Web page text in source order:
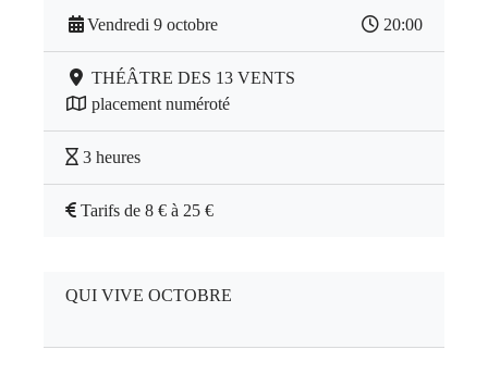
Vendredi 9 octobre 20:00
THÉÂTRE DES 13 VENTS
placement numéroté
3 heures
Tarifs de 8 € à 25 €
QUI VIVE OCTOBRE